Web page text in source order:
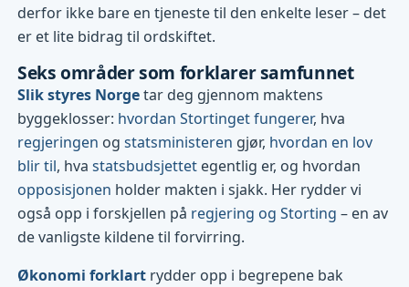
derfor ikke bare en tjeneste til den enkelte leser – det
er et lite bidrag til ordskiftet.
Seks områder som forklarer samfunnet
Slik styres Norgetar deg gjennom maktens
byggeklosser: hvordan Stortinget fungerer, hva
regjeringen ogstatsministeren gjør, hvordan en lov
blir til, hvastatsbudsjettet egentlig er, og hvordan
opposisjonen holder makten i sjakk. Her rydder vi
også opp i forskjellen på regjering og Storting – en av
de vanligste kildene til forvirring.
Økonomi forklart rydder opp i begrepene bak